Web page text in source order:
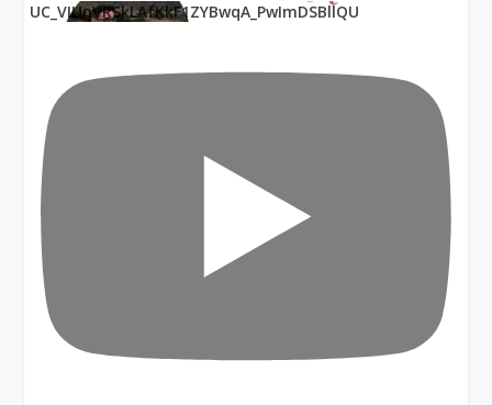
UC_VIUnVRSkLAfKkF1ZYBwqA_PwImDSBllQU